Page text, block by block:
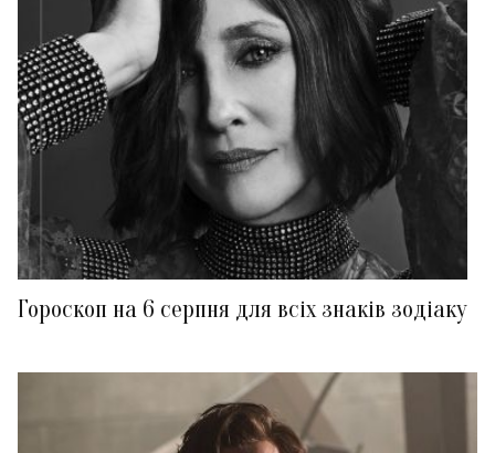
Гороскоп на 6 серпня для всіх знаків зодіаку